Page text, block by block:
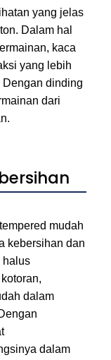
yang jelas
Dalam hal
kaca
yang lebih
Dengan dinding
dari
mudah
kebersihan dan
halus
dalam
dalam